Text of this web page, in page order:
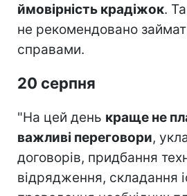
ймовірність крадіжок.
не рекомендовано
справами.
20 серпня
"На цей день краще не
важливі переговори,
договорів, придбання
відрядження, складання